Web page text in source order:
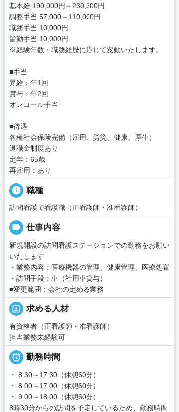
基本給 190,000円～230,300円
調整手当 57,000～110,000円
職務手当 10,000円
皆勤手当 10,000円
※経験年数・職務経歴に応じて変動いたします。
■手当
昇給：年1回
賞与：年2回
オンコール手当
■待遇
各種社会保険完備（雇用、労災、健康、厚生）
退職金制度あり
定年：65歳
再雇用：あり
info 職種
訪問看護で看護職（正看護師・准看護師）
label 仕事内容
新規開設の訪問看護ステーションでの勤務をお願い
いたします
・業務内容：医療機器の管理、健康管理、医療処置
・訪問手段：車（社用車貸与）
■変更範囲：会社の定める業務
portrait 求める人材
有資格者（正看護師・准看護師）
担当業務未経験可
 勤務時間
・ 8:30～17:30（休憩60分）
・ 8:00～17:00（休憩60分）
・ 9:00～18:00（休憩60分）
8時30分からの訪問を予定しているため、勤務時間